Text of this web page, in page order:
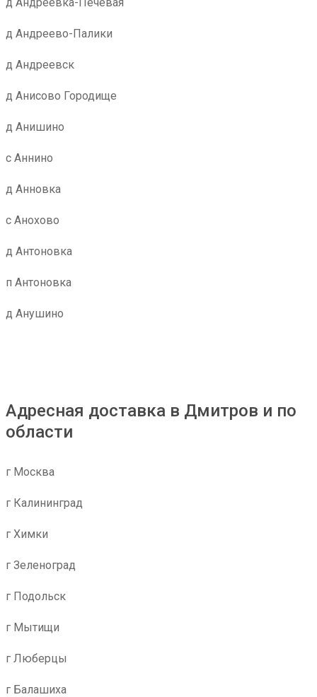
д Андреево-Палики
д Андреевск
д Анисово Городище
д Анишино
с Аннино
д Анновка
с Анохово
д Антоновка
п Антоновка
д Анушино
Адресная доставка в Дмитров и по
области
г Москва
г Калининград
г Химки
г Зеленоград
г Подольск
г Мытищи
г Люберцы
г Балашиха